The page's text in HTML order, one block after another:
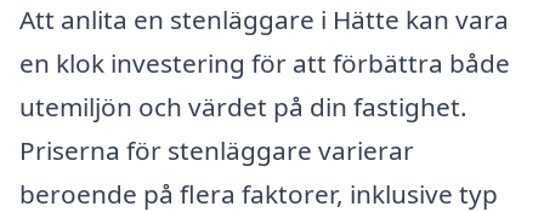
Att anlita en stenläggare i Hätte kan vara
en klok investering för att förbättra både
utemiljön och värdet på din fastighet.
Priserna för stenläggare varierar
beroende på flera faktorer, inklusive typ